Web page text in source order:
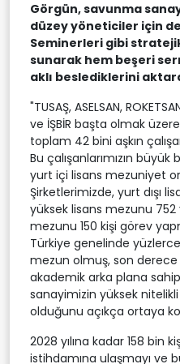
Görgün, savunma
düzey yöneticiler için
Seminerleri gibi
sunarak hem beşeri
aklı beslediklerini
"TUSAŞ, ASELSAN,
ve İŞBİR başta olmak
toplam 42 bini aşkın
Bu çalışanlarımızın
yurt içi lisans mezuniyet
Şirketlerimizde, yurt dışı
yüksek lisans mezunu 752
mezunu 150 kişi görev
Türkiye genelinde
mezun olmuş, son
akademik arka plana
sanayimizin yüksek
olduğunu açıkça ortaya
2028 yılına kadar 158 bin
istihdamına ulaşmayı ve